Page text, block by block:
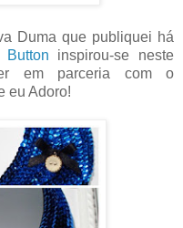
Duma que publiquei há
Button inspirou-se neste
em parceria com o
eu Adoro!